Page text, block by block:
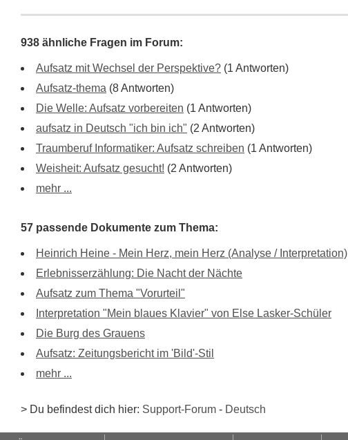
938 ähnliche Fragen im Forum:
Aufsatz mit Wechsel der Perspektive? (1 Antworten)
Aufsatz-thema (8 Antworten)
Die Welle: Aufsatz vorbereiten (1 Antworten)
aufsatz in Deutsch "ich bin ich" (2 Antworten)
Traumberuf Informatiker: Aufsatz schreiben (1 Antworten)
Weisheit: Aufsatz gesucht! (2 Antworten)
mehr ...
57 passende Dokumente zum Thema:
Heinrich Heine - Mein Herz, mein Herz (Analyse / Interpretation)
Erlebnisserzählung: Die Nacht der Nächte
Aufsatz zum Thema "Vorurteil"
Interpretation "Mein blaues Klavier" von Else Lasker-Schüler
Die Burg des Grauens
Aufsatz: Zeitungsbericht im 'Bild'-Stil
mehr ...
> Du befindest dich hier: Support-Forum - Deutsch